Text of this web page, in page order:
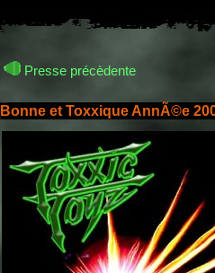
Presse précèdente
Bonne et Toxxique AnnÃ©e